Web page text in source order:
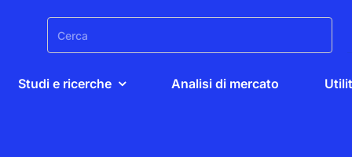
Search
for:
Studi e ricerche Analisi di mercato